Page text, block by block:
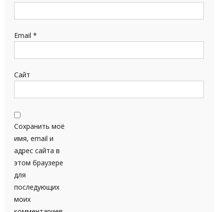
Email *
Сайт
Сохранить моё
имя, email и
адрес сайта в
этом браузере
для
последующих
моих